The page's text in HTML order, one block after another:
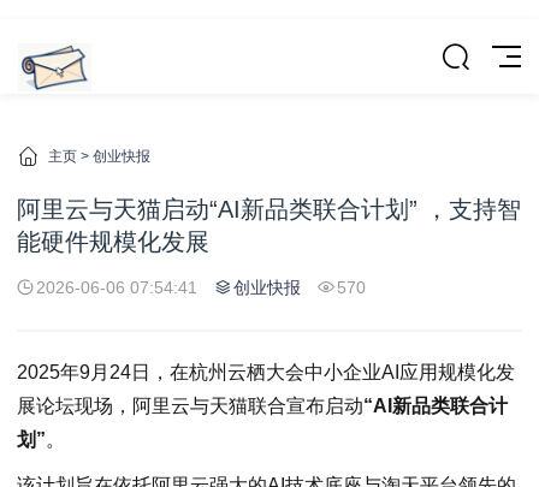
主页 > 创业快报
阿里云与天猫启动“AI新品类联合计划” ，支持智
能硬件规模化发展
2026-06-06 07:54:41 创业快报 570
2025年9月24日，在杭州云栖大会中小企业AI应用规模化发
展论坛现场，阿里云与天猫联合宣布启动“AI新品类联合计
划”。